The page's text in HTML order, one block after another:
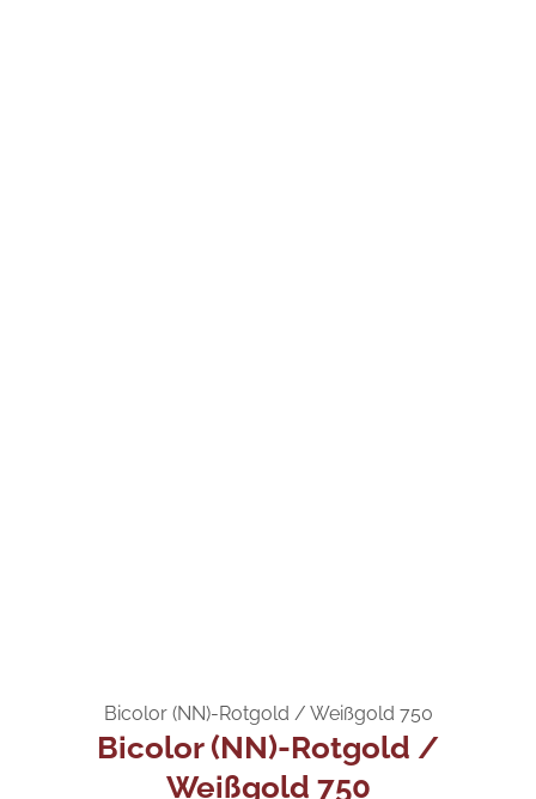
Bicolor (NN)-Rotgold / Weißgold 750
Bicolor (NN)-Rotgold /
Weißgold 750